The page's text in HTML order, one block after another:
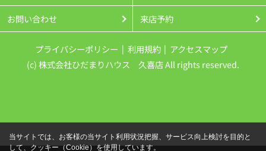
お問い合わせ 来店予約
プライバシーポリシー 利用規約
アクセスマップ
(c) 株式会社ひだまりハウス 久喜店 All rights reserved.
当サイトでは、お客様の当サイト利用状況把握、サービス向上検討を目的と
して、クッキー（Cookie）を使用しています。